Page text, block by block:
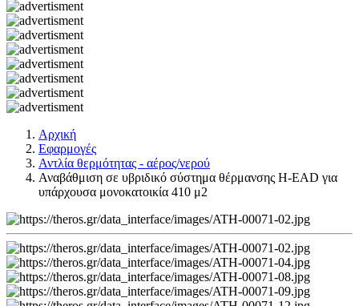
Αρχική
Εφαρμογές
Αντλία θερμότητας - αέρος/νερού
Αναβάθμιση σε υβριδικό σύστημα θέρμανσης H-EAD για
υπάρχουσα μονοκατοικία 410 μ2